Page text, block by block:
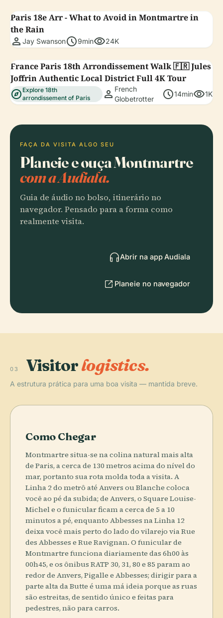
Paris 18e Arr - What to Avoid in Montmartre in
the Rain
person Jay Swansonschedule9minvisibility24K
France Paris 18th Arrondissement Walk 🇫🇷 Jules
Joffrin Authentic Local District Full 4K Tour
explore Explore 18th
arrondissement of Paris
person French
Globetrotter
schedule14minvisibility1K
FAÇA DA VISITA ALGO SEU
Planeie e ouça Montmartre
com a Audiala.
Guia de áudio no bolso, itinerário no
navegador. Pensado para a forma como
realmente visita.
Abrir na app Audiala
Planeie no navegador
03 Visitorlogistics.
A estrutura prática para uma boa visita — mantida breve.
Como Chegar
Montmartre situa-se na colina natural mais alta
de Paris, a cerca de 130 metros acima do nível do
mar, portanto sua rota molda toda a visita. A
Linha 2 do metrô até Anvers ou Blanche coloca
você ao pé da subida; de Anvers, o Square Louise-
Michel e o funicular ficam a cerca de 5 a 10
minutos a pé, enquanto Abbesses na Linha 12
deixa você mais perto do lado do vilarejo via Rue
des Abbesses e Rue Ravignan. O funicular de
Montmartre funciona diariamente das 6h00 às
00h45, e os ônibus RATP 30, 31, 80 e 85 param ao
redor de Anvers, Pigalle e Abbesses; dirigir para a
parte alta da Butte é uma má ideia porque as ruas
são estreitas, de sentido único e feitas para
pedestres, não para carros.